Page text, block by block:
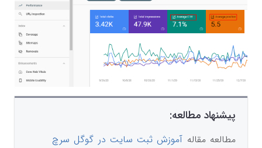
پیشنهاد مطالعه:
مطالعه مقاله آموزش ثبت سایت در گوگل سرچ